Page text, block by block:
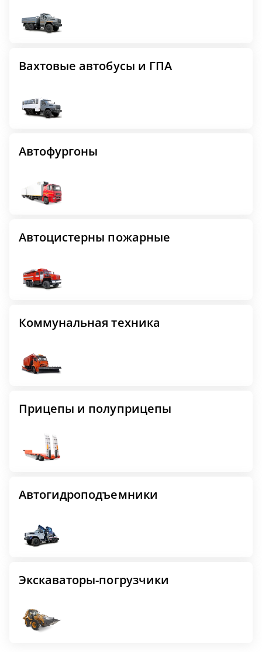
Вахтовые автобусы и ГПА
Автофургоны
Автоцистерны пожарные
Коммунальная техника
Прицепы и полуприцепы
Автогидроподъемники
Экскаваторы-погрузчики